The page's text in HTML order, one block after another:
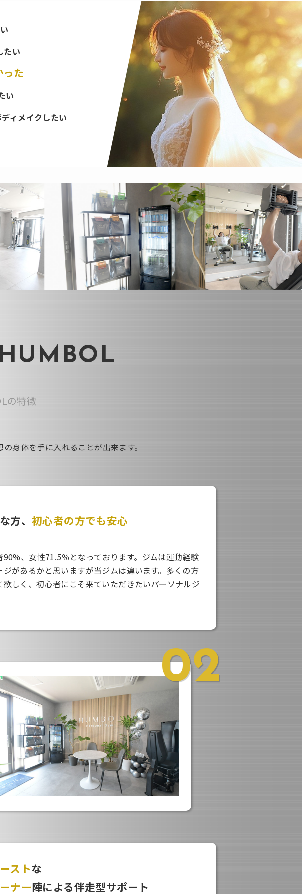
たい
った
い
ィメイクしたい
の特徴
身体を手に入れることが出来ます。
方、 初心者の方でも安心
90%、女性71.5％となっております。ジムは運動経験
ジがあるかと思いますが当ジムは違います。多くの方
欲しく、初心者にこそ来ていただきたいパーソナルジ
ストな
ナー陣による伴走型サポート